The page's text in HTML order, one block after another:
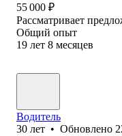
55 000 ₽
Рассматривает
Общий опыт
19 лет 8 месяцев
Водитель
30 лет • Обновлено